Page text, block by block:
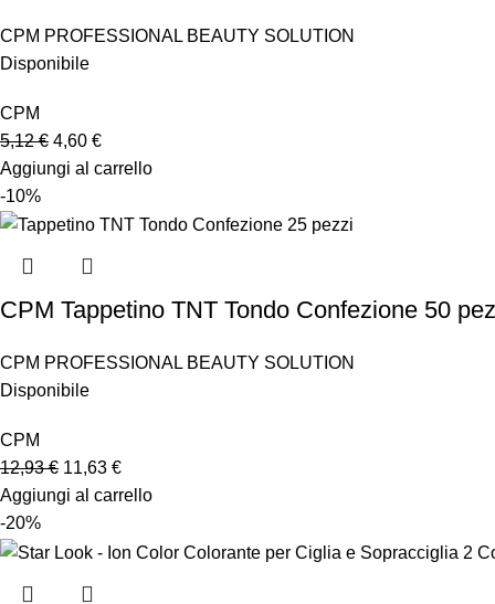
CPM PROFESSIONAL BEAUTY SOLUTION
Disponibile
CPM
5,12€ 4,60 €
Aggiungi al carrello
-10%
CPM Tappetino TNT Tondo Confezione 50
CPM PROFESSIONAL BEAUTY SOLUTION
Disponibile
CPM
12,93€ 11,63 €
Aggiungi al carrello
-20%